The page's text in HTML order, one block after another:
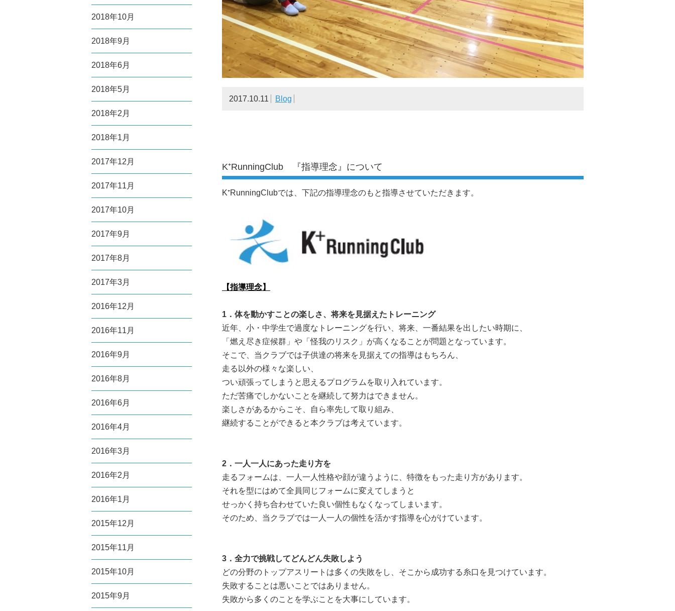
2017.10.11 Blog
K⁺RunningClub 『指導理念』について
K⁺RunningClubでは、下記の指導理念のもと指導させていただきます。
【指導理念】
1 ． 体を動かすことの楽しさ、将来を見据えたトレーニング
近年、小・中学生で過度なトレーニングを行い、将来、一番結果を出したい時期に、
「燃え尽き症候群」や「怪我のリスク」が高くなることが問題となっています。
そこで、当クラブでは子供達の将来を見据えての指導はもちろん、
走る以外の様々な楽しい、
つい頑張ってしまうと思えるプログラムを取り入れています。
ただ苦痛でしかないことを継続して努力はできません。
楽しさがあるからこそ、自ら率先して取り組み、
継続することができると本クラブは考えています。
2 ． 一人一人にあった走り方を
走るフォームは、一人一人性格や顔が違うように、特徴をもった走り方があります。
それを型にはめて全員同じフォームに変えてしまうと
せっかく持ち合わせていた良い個性もなくなってしまいます。
そのため、当クラブでは一人一人の個性を活かす指導を心がけています。
3 ． 全力で挑戦してどんどん失敗しよう
どの分野のトップアスリートは多くの失敗をし、そこから成功する糸口を見つけています。
失敗することは悪いことではありません。
失敗から多くのことを学ぶことを大事にしています。
2018年10月
2018年9月
2018年6月
2018年5月
2018年2月
2018年1月
2017年12月
2017年11月
2017年10月
2017年9月
2017年8月
2017年3月
2016年12月
2016年11月
2016年9月
2016年8月
2016年6月
2016年4月
2016年3月
2016年2月
2016年1月
2015年12月
2015年11月
2015年10月
2015年9月